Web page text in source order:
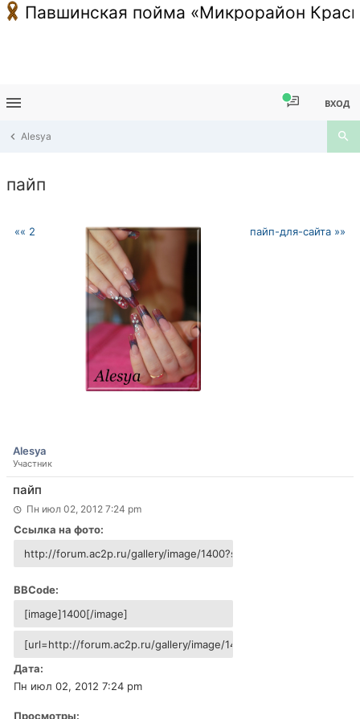
Павшинская пойма «Микрорайон
ВХОД
Alesya
пайп
«« 2 пайп-для-сайта »»
Alesya
Участник
пайп
Пн июл 02, 2012 7:24 pm
Ссылка на фото:
BBCode:
Дата:
Пн июл 02, 2012 7:24 pm
Просмотры: